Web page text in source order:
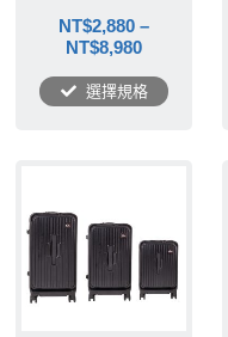
NT$2,880 –
NT$8,980
選擇規格